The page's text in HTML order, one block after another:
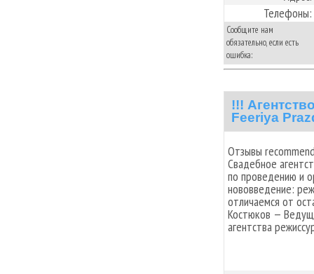
Телефоны:
Сообщите нам
обязательно, если есть
ошибка:
!!!
Feeriya
Отзывы
Свадебное
по проведению и
нововведение:
отличаемся от
Костюков —
агентства